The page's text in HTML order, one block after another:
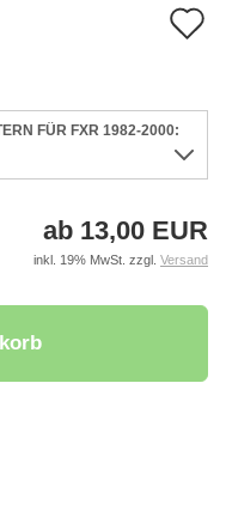
FÜR FXR 1982-2000:
ab 13,00 EUR
inkl. 19% MwSt. zzgl. Versand